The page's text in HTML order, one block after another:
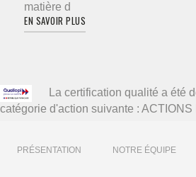
matière d
EN SAVOIR PLUS
La certification qualité a été
catégorie d'action suivante : ACTIONS
PRÉSENTATION NOTRE ÉQUIPE